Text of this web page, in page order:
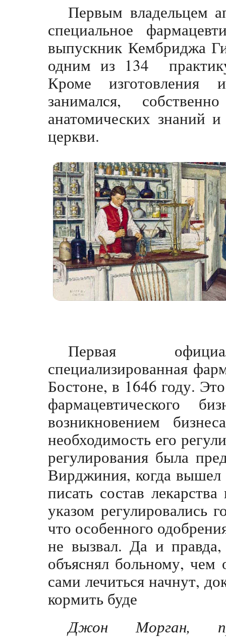
Первым владельцем
специальное
выпускник Кембриджа
одним из 134
Кроме
занимался,
анатомических знаний
церкви.
Первая
специализированная
Бостоне, в 1646 году.
фармацевтического
возникновением
необходимость его
регулирования была
Вирджиния, когда
писать состав
указом регулировались
что особенного
не вызвал. Да и
объяснял больному,
сами лечиться начнут,
кормить буде
Джон Морган,